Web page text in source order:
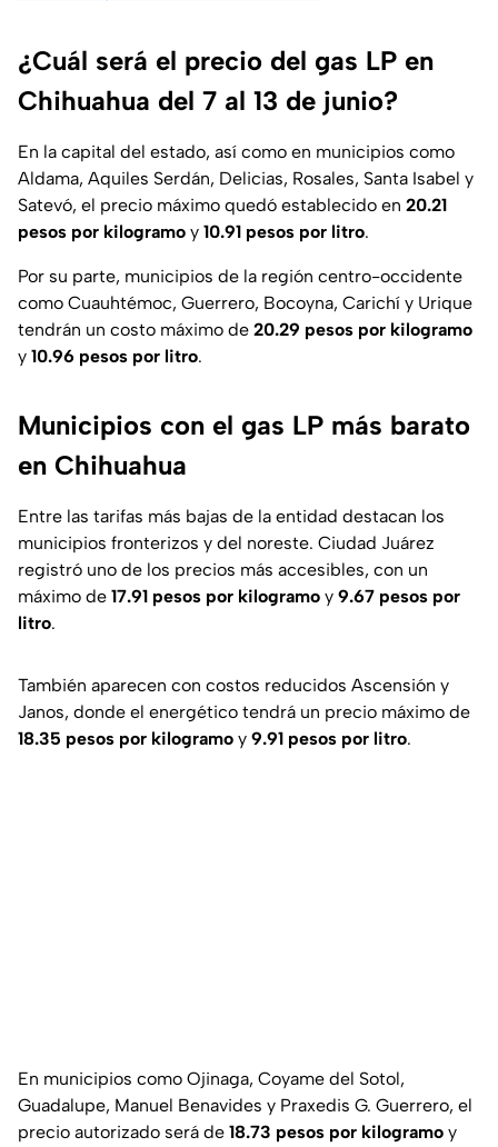
¿Cuál será el precio del gas LP en
Chihuahua del 7 al 13 de junio?
En la capital del estado, así como en municipios como
Aldama, Aquiles Serdán, Delicias, Rosales, Santa Isabel y
Satevó, el precio máximo quedó establecido en 20.21
pesos por kilogramo y 10.91 pesos por litro.
Por su parte, municipios de la región centro-occidente
como Cuauhtémoc, Guerrero, Bocoyna, Carichí y Urique
tendrán un costo máximo de 20.29 pesos por kilogramo
y 10.96 pesos por litro.
Municipios con el gas LP más barato
en Chihuahua
Entre las tarifas más bajas de la entidad destacan los
municipios fronterizos y del noreste. Ciudad Juárez
registró uno de los precios más accesibles, con un
máximo de 17.91 pesos por kilogramo y 9.67 pesos por
litro.
También aparecen con costos reducidos Ascensión y
Janos, donde el energético tendrá un precio máximo de
18.35 pesos por kilogramo y 9.91 pesos por litro.
En municipios como Ojinaga, Coyame del Sotol,
Guadalupe, Manuel Benavides y Praxedis G. Guerrero, el
precio autorizado será de 18.73 pesos por kilogramo y